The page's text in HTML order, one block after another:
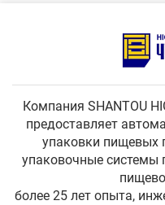
Компания SHANTOU
предоставляет
упаковки пищевых
упаковочные системы
более 25 лет опыта,